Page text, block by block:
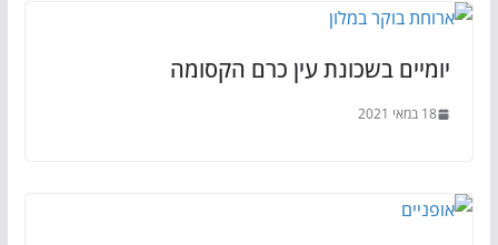
יומיים בשכונת עין כרם הקסומה
18 במאי 2021